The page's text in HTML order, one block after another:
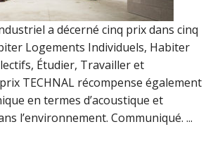
a décerné cinq prix dans cinq
Logements Individuels, Habiter
Étudier, Travailler et
TECHNAL récompense également
en termes d’acoustique et
l’environnement. Communiqué. ...